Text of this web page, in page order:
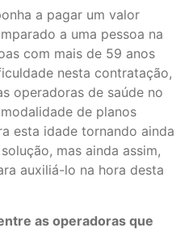
a pagar um valor
a uma pessoa na
com mais de 59 anos
nesta contratação,
operadoras de saúde no
de planos
esta idade tornando ainda
mas ainda assim,
auxiliá-lo na hora desta
as operadoras que